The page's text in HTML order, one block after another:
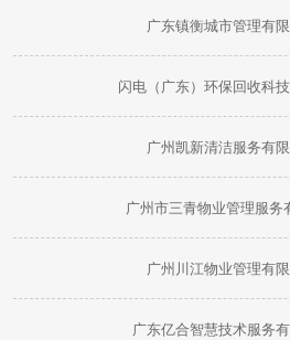
广东镇衡城市管理有
闪电（广东）环保回收科
广州凯新清洁服务有
广州市三青物业管理服务
广州川江物业管理有
广东亿合智慧技术服务